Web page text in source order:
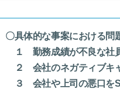
〇具体的な事案における問
１ 勤務成績が不良な社
２ 会社のネガティブキ
３ 会社や上司の悪口を